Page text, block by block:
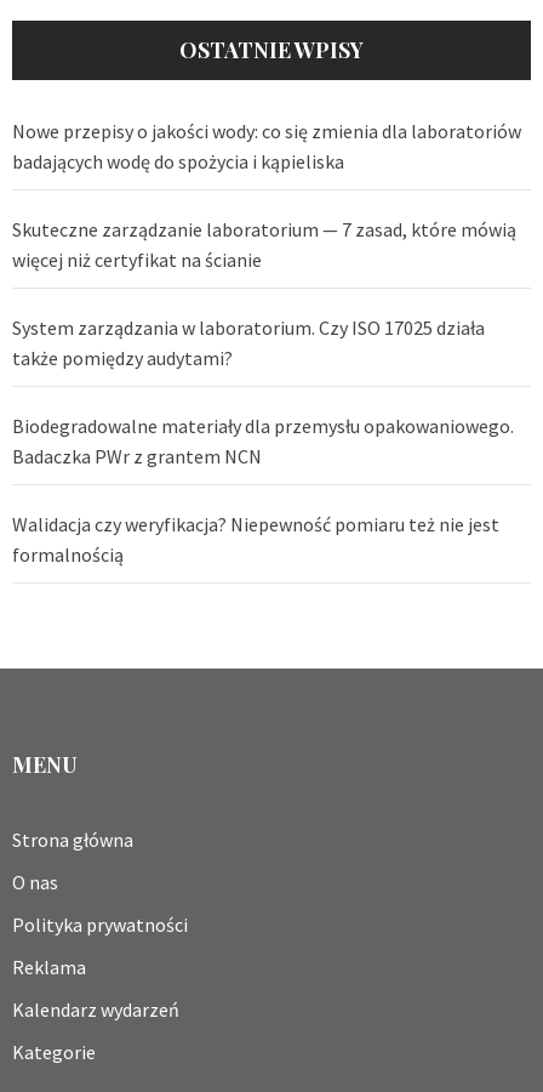
OSTATNIE WPISY
Nowe przepisy o jakości wody: co się zmienia dla laboratoriów
badających wodę do spożycia i kąpieliska
Skuteczne zarządzanie laboratorium — 7 zasad, które mówią
więcej niż certyfikat na ścianie
System zarządzania w laboratorium. Czy ISO 17025 działa
także pomiędzy audytami?
Biodegradowalne materiały dla przemysłu opakowaniowego.
Badaczka PWr z grantem NCN
Walidacja czy weryfikacja? Niepewność pomiaru też nie jest
formalnością
MENU
Strona główna
O nas
Polityka prywatności
Reklama
Kalendarz wydarzeń
Kategorie